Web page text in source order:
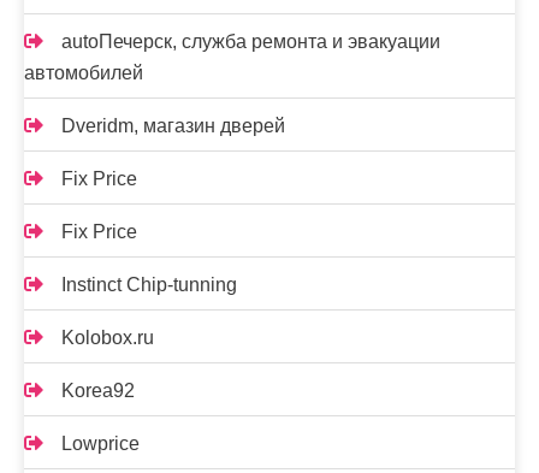
autoПечерск, служба ремонта и эвакуации
автомобилей
Dveridm, магазин дверей
Fix Price
Fix Price
Instinct Chip-tunning
Kolobox.ru
Korea92
Lowprice